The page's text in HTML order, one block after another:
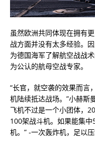
虽然欧洲共同体现在拥有
战方面并没有太多经验。
为德国海军了解航空战战
为公认的航母空战专家。
“长官，就空袭的效果而言
机陆续抵达战场。”小赫斯
飞机不过是一个小团体，
100架战斗机。如果能集
机。” -一次轰炸机，足以